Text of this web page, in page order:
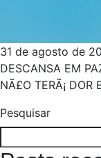
31 de agosto de
DESCANSA EM
NÃ£O TERÃ¡ DOR E
Pesquisar